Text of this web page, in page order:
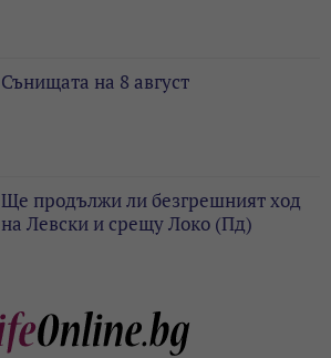
Сънищата на 8 август
Ще продължи ли безгрешният ход
на Левски и срещу Локо (Пд)